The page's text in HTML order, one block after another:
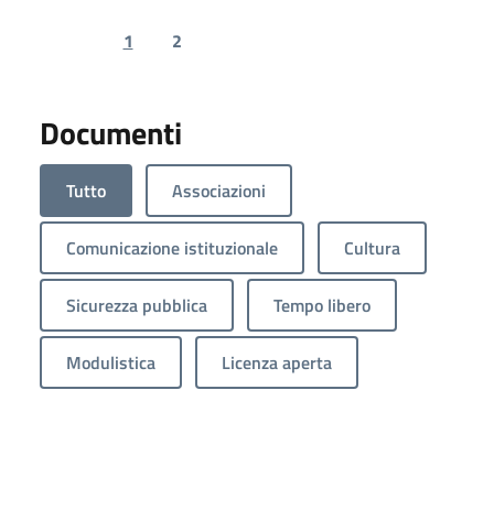
Previous page
1 2
Documenti
Tutto Associazioni
Comunicazione istituzionale Cultura
Sicurezza pubblica Tempo libero
Modulistica Licenza aperta